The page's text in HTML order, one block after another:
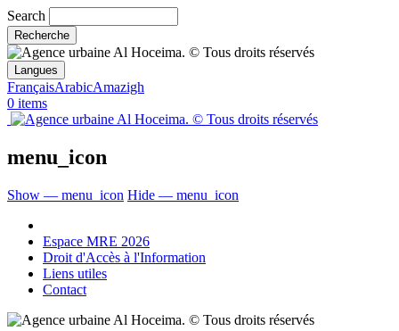
Search
Langues
FrançaisArabicAmazigh
0 items
menu_icon
Show — menu_icon Hide — menu_icon
Espace MRE 2026
Droit d'Accès à l'Information
Liens utiles
Contact